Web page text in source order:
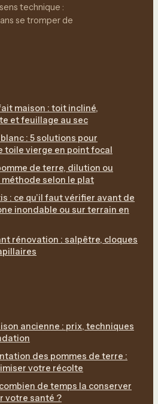
technique :
se tromper de
maison : toit incliné,
et feuillage au sec
: 5 solutions pour
toile vierge en point focal
de terre, dilution ou
méthode selon le plat
: ce qu’il faut vérifier avant de
inondable ou sur terrain en
rénovation : salpêtre, cloques
ancienne : prix, techniques
des pommes de terre :
votre récolte
de temps la conserver
votre santé ?